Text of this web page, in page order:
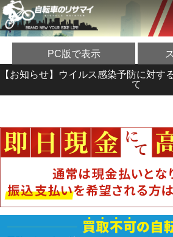
PC版で表示
【お知らせ】ウイルス感染予防に対す
て